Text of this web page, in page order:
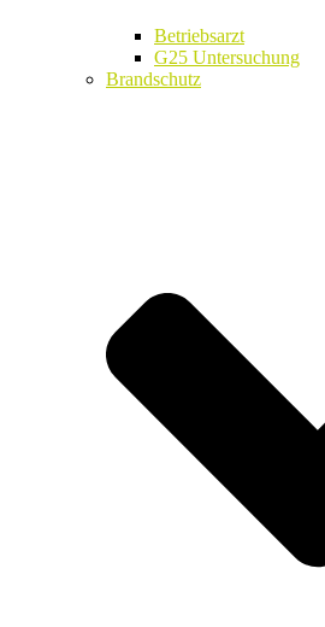
Betriebsarzt
G25 Untersuchung
Brandschutz